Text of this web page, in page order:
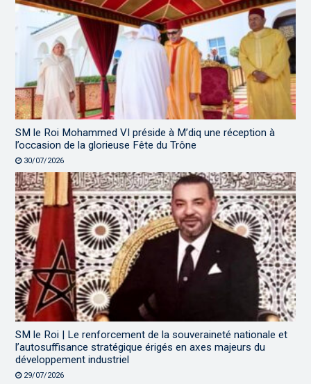
SM le Roi Mohammed VI préside à M’diq une réception à
l’occasion de la glorieuse Fête du Trône
30/07/2026
SM le Roi | Le renforcement de la souveraineté nationale et
l’autosuffisance stratégique érigés en axes majeurs du
développement industriel
29/07/2026